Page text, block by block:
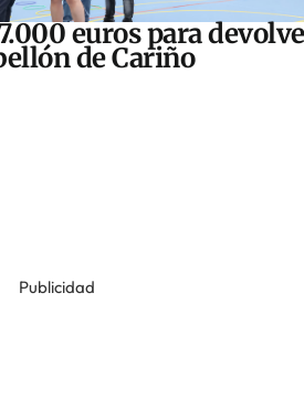
euros para
de Cariño
Publicidad